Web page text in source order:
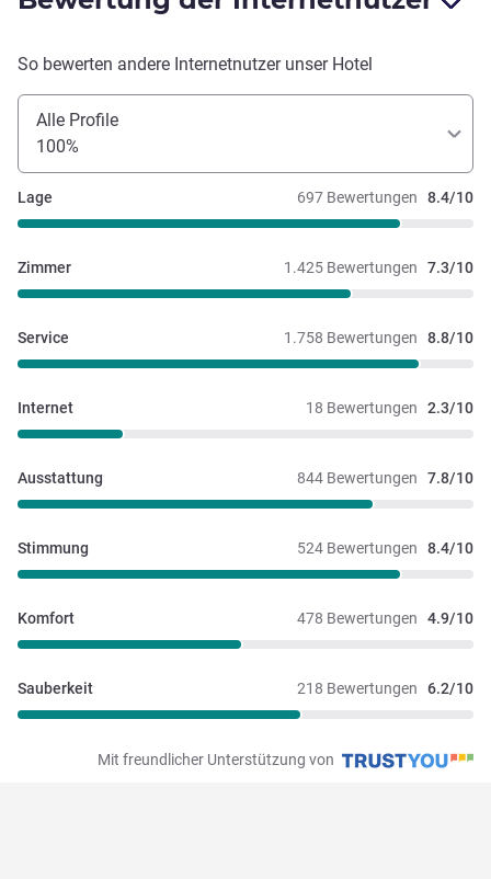
So bewerten andere Internetnutzer unser Hotel
Alle Profile
100%
697 Bewertungen 8.4/10
Lage
1.425 Bewertungen 7.3/10
Zimmer
1.758 Bewertungen 8.8/10
Service
18 Bewertungen 2.3/10
Internet
844 Bewertungen 7.8/10
Ausstattung
524 Bewertungen 8.4/10
Stimmung
478 Bewertungen 4.9/10
Komfort
218 Bewertungen 6.2/10
Sauberkeit
Mit freundlicher Unterstützung von